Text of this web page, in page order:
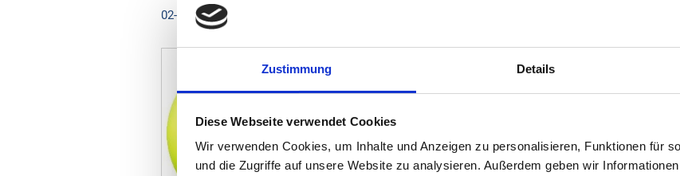
Zustimmung Details
Diese Webseite verwendet Cookies
Wir verwenden Cookies, um Inhalte und Anzeigen zu personalisieren, Funktionen für
und die Zugriffe auf unsere Website zu analysieren. Außerdem geben wir
02-02-2026
erneute Marktverwerfungen, belebt stattdessen die
wieder Investitionen in Erneuerbare Energien im
beim Verband der Deutschen Biokraftstoffindustrie.